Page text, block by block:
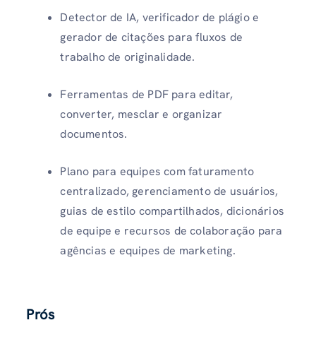
Detector de IA, verificador de plágio e
gerador de citações para fluxos de
trabalho de originalidade.
Ferramentas de PDF para editar,
converter, mesclar e organizar
documentos.
Plano para equipes com faturamento
centralizado, gerenciamento de usuários,
guias de estilo compartilhados, dicionários
de equipe e recursos de colaboração para
agências e equipes de marketing.
Prós